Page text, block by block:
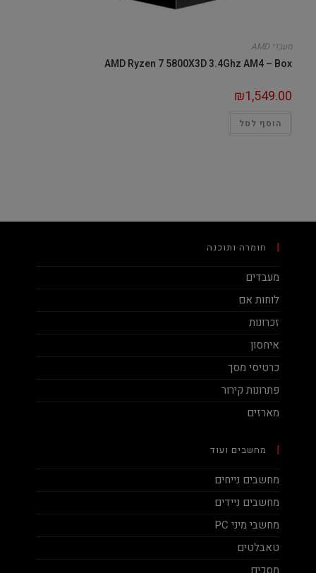
מעבדי AMD
AMD Ryzen 7 5800X3D 3.4Ghz AM4 – Box
₪1,549.00
הוסף לסל
חומרה ותוכנה
מעבדים
לוחות אם
זכרונות
איחסון
כרטיסי מסך
פתרונות קירור
מארזים
מחשבים ועוד
מחשבים נייחים
מחשבים ניידים
מחשבי מיני PC
טאבלטים